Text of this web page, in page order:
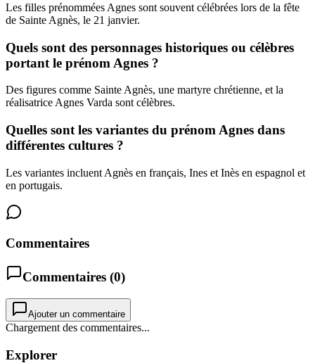
Les filles prénommées Agnes sont souvent célébrées lors de la fête
de Sainte Agnès, le 21 janvier.
Quels sont des personnages historiques ou célèbres
portant le prénom Agnes ?
Des figures comme Sainte Agnès, une martyre chrétienne, et la
réalisatrice Agnes Varda sont célèbres.
Quelles sont les variantes du prénom Agnes dans
différentes cultures ?
Les variantes incluent Agnès en français, Ines et Inès en espagnol et
en portugais.
Commentaires
Commentaires (0)
Ajouter un commentaire
Chargement des commentaires...
Explorer